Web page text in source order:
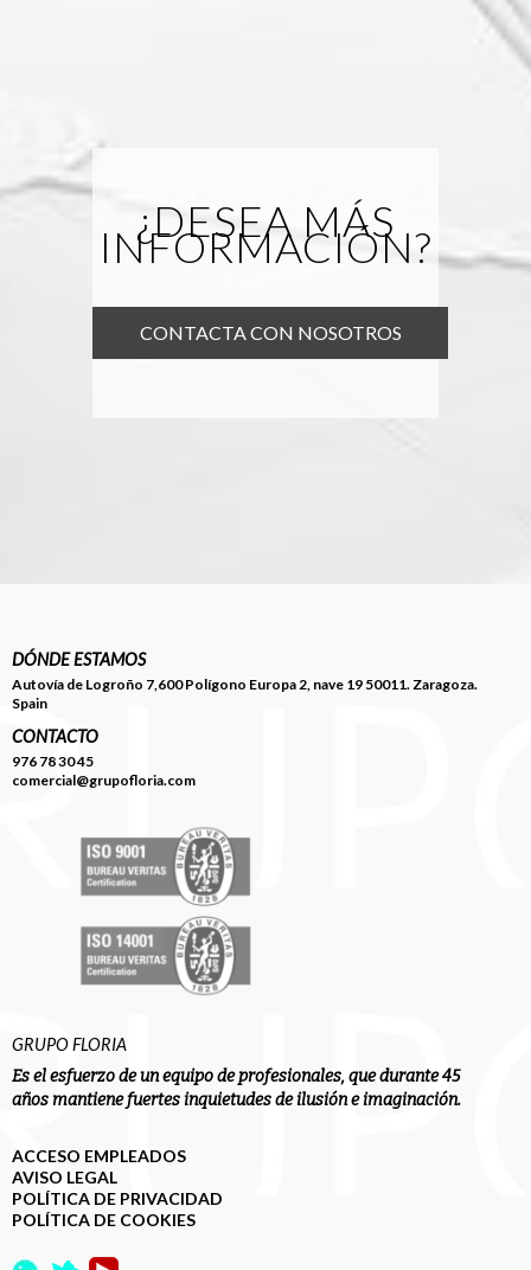
¿DESEA MÁS
INFORMACIÓN?
CONTACTA CON NOSOTROS
DÓNDE ESTAMOS
Autovía de Logroño 7,600 Polígono Europa 2, nave 19 50011. Zaragoza.
Spain
CONTACTO
976 78 30 45
comercial@grupofloria.com
GRUPO FLORIA
Es el esfuerzo de un equipo de profesionales, que durante 45
años mantiene fuertes inquietudes de ilusión e imaginación.
ACCESO EMPLEADOS
AVISO LEGAL
POLÍTICA DE PRIVACIDAD
POLÍTICA DE COOKIES